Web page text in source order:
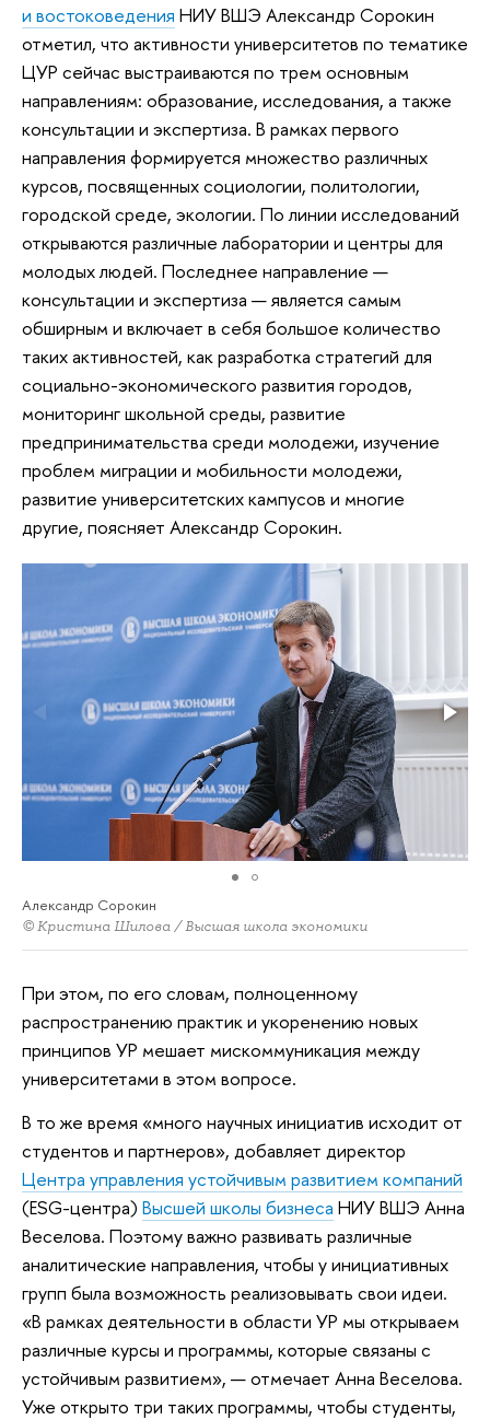
и востоковедения НИУ ВШЭ Александр Сорокин
отметил, что активности университетов по тематике
ЦУР сейчас выстраиваются по трем основным
направлениям: образование, исследования, а также
консультации и экспертиза. В рамках первого
направления формируется множество различных
курсов, посвященных социологии, политологии,
городской среде, экологии. По линии исследований
открываются различные лаборатории и центры для
молодых людей. Последнее направление —
консультации и экспертиза — является самым
обширным и включает в себя большое количество
таких активностей, как разработка стратегий для
социально-экономического развития городов,
мониторинг школьной среды, развитие
предпринимательства среди молодежи, изучение
проблем миграции и мобильности молодежи,
развитие университетских кампусов и многие
другие, поясняет Александр Сорокин.
Александр Сорокин
© Кристина Шилова / Высшая школа экономики
При этом, по его словам, полноценному
распространению практик и укоренению новых
принципов УР мешает мискоммуникация между
университетами в этом вопросе.
В то же время «много научных инициатив исходит от
студентов и партнеров», добавляет директор
Центра управления устойчивым развитием компаний
(ESG-центра) Высшей школы бизнеса НИУ ВШЭ Анна
Веселова. Поэтому важно развивать различные
аналитические направления, чтобы у инициативных
групп была возможность реализовывать свои идеи.
«В рамках деятельности в области УР мы открываем
различные курсы и программы, которые связаны с
устойчивым развитием», — отмечает Анна Веселова.
Уже открыто три таких программы, чтобы студенты,